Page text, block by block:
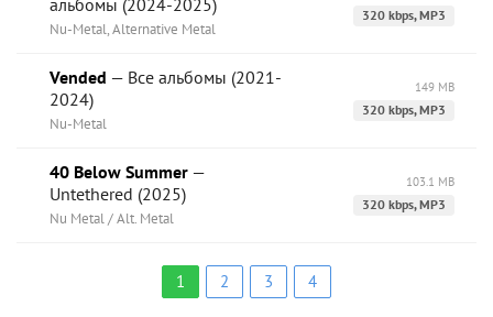
альбомы (2024-2025)
Nu-Metal, Alternative Metal
320 kbps, MP3
Vended — Все альбомы (2021-
2024)
Nu-Metal
149 MB
320 kbps, MP3
40 Below Summer —
Untethered (2025)
Nu Metal / Alt. Metal
103.1 MB
320 kbps, MP3
1 2 3 4